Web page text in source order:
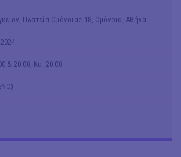
Πλατεία Ομόνοιας 18, Ομόνοια, Αθήνα
& 20.00, Κυ: 20.00